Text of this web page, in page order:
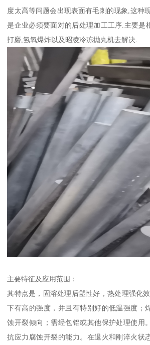
度太高等问题会出现表面有毛刺的现象,这种
是企业必须要面对的后处理加工工序.主要是
打磨,氢氧爆炸以及昭凌冷冻抛丸机去解决.
主要特征及应用范围：
其特点是，固溶处理后塑性好，热处理强化
下有高的强度，并且有特别好的低温强度；
蚀开裂倾向；需经包铝或其他保护处理使用
抗应力腐蚀开裂的能力。在退火和刚淬火状